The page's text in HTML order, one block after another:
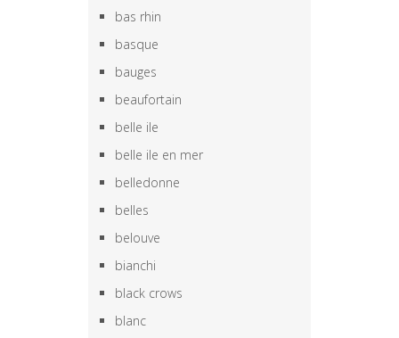
bas rhin
basque
bauges
beaufortain
belle ile
belle ile en mer
belledonne
belles
belouve
bianchi
black crows
blanc